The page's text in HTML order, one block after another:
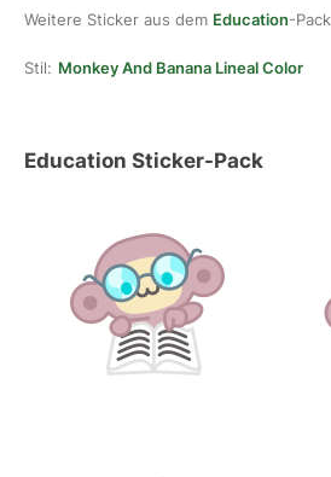
Weitere Sticker aus dem Education-Pack
Stil: Monkey And Banana Lineal Color
Education Sticker-Pack